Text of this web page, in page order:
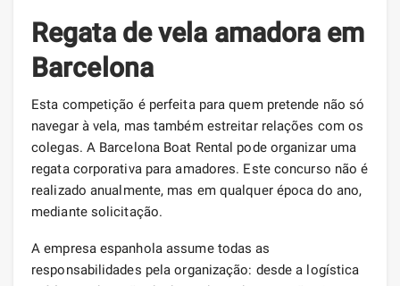
Regata de vela amadora em
Barcelona
Esta competição é perfeita para quem pretende não só
navegar à vela, mas também estreitar relações com os
colegas. A Barcelona Boat Rental pode organizar uma
regata corporativa para amadores. Este concurso não é
realizado anualmente, mas em qualquer época do ano,
mediante solicitação.
A empresa espanhola assume todas as
responsabilidades pela organização: desde a logística